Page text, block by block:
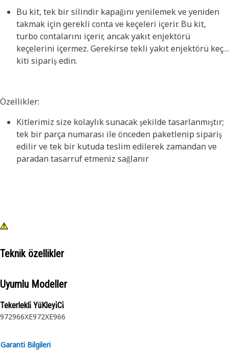
Bu kit, tek bir silindir kapağını yenilemek ve yeniden
takmak için gerekli conta ve keçeleri içerir. Bu kit,
turbo contalarını içerir, ancak yakıt enjektörü
keçelerini içermez. Gerekirse tekli yakıt enjektörü keçe
kiti sipariş edin.
Özellikler:
Kitlerimiz size kolaylık sunacak şekilde tasarlanmıştır;
tek bir parça numarası ile önceden paketlenip sipariş
edilir ve tek bir kutuda teslim edilerek zamandan ve
paradan tasarruf etmeniz sağlanır
Teknik özellikler
Uyumlu Modeller
Tekerlekli̇ YüKleyi̇Ci̇
972966XE972XE966
Garanti Bilgileri